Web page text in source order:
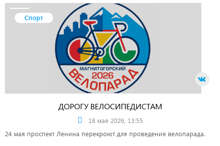
Спорт
ДОРОГУ ВЕЛОСИПЕДИСТАМ
18 мая 2026, 13:55
24 мая проспект Ленина перекроют для проведения велопарада.